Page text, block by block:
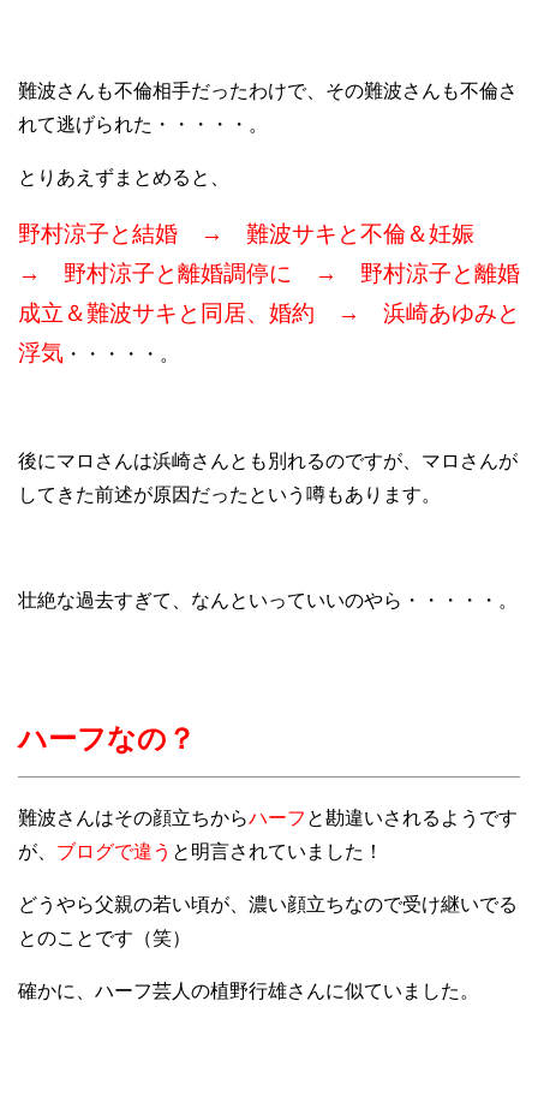
難波さんも不倫相手だったわけで、その難波さんも不倫さ
れて逃げられた・・・・・。
とりあえずまとめると、
野村涼子と結婚 → 難波サキと不倫＆妊娠
→ 野村涼子と離婚調停に → 野村涼子と離婚
成立＆難波サキと同居、婚約 → 浜崎あゆみと
浮気 ・・・・・。
後にマロさんは浜崎さんとも別れるのですが、マロさんが
してきた前述が原因だったという噂もあります。
壮絶な過去すぎて、なんといっていいのやら・・・・・。
ハーフなの？
難波さんはその顔立ちからハーフ と勘違いされるようです
が、 ブログで違う と明言されていました！
どうやら父親の若い頃が、濃い顔立ちなので受け継いでる
とのことです（笑）
確かに、ハーフ芸人の植野行雄さんに似ていました。